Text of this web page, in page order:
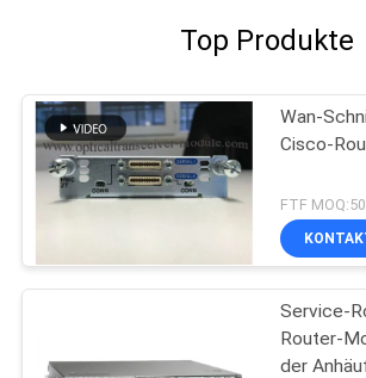
Top Produkte
Wan-
Cisco-
FTF MOQ:50
Service-
Router-
der